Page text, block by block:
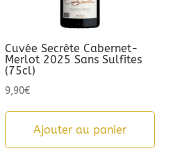
Cuvée Secrète Cabernet-
Merlot 2025 Sans Sulfites
(75cl)
9,90€
Ajouter au panier